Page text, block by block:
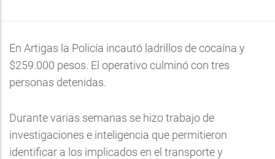
En Artigas la Policía incautó ladrillos de cocaína y
$259.000 pesos. El operativo culminó con tres
personas detenidas.
Durante varias semanas se hizo trabajo de
investigaciones e inteligencia que permitieron
identificar a los implicados en el transporte y